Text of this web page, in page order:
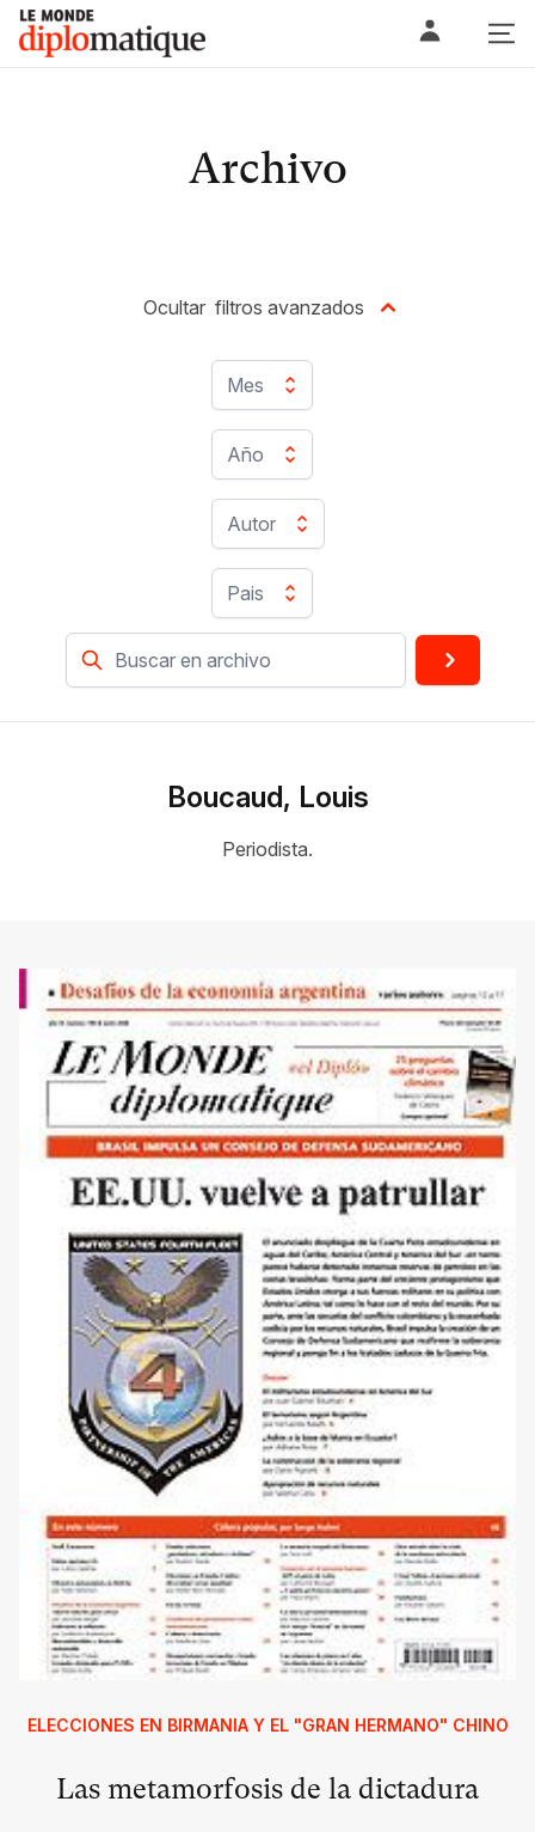
Skip
content
Le monde diplomatique
Archivo
Mes
Año
Autor
Pais
Ocultar filtros avanzados
Boucaud, Louis
Periodista.
ELECCIONES EN BIRMANIA Y EL "GRAN HERMANO" CHINO
Las metamorfosis de la dictadura